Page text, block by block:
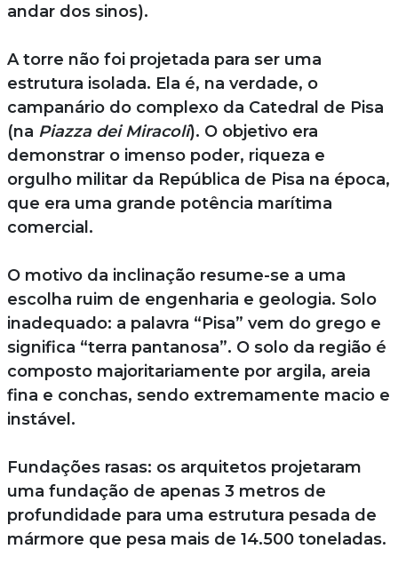
andar dos sinos).
A torre não foi projetada para ser uma
estrutura isolada. Ela é, na verdade, o
campanário do complexo da Catedral de Pisa
(na Piazza dei Miracoli). O objetivo era
demonstrar o imenso poder, riqueza e
orgulho militar da República de Pisa na época,
que era uma grande potência marítima
comercial.
O motivo da inclinação resume-se a uma
escolha ruim de engenharia e geologia. Solo
inadequado: a palavra “Pisa” vem do grego e
significa “terra pantanosa”. O solo da região é
composto majoritariamente por argila, areia
fina e conchas, sendo extremamente macio e
instável.
Fundações rasas: os arquitetos projetaram
uma fundação de apenas 3 metros de
profundidade para uma estrutura pesada de
mármore que pesa mais de 14.500 toneladas.